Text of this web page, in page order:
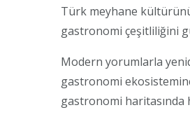
Türk meyhane
gastronomi çeşitliliğini
Modern yorumlarla
gastronomi
gastronomi